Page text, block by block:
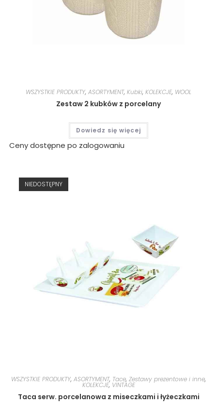
WSZYSTKIE PRODUKTY, ASORTYMENT, Kubki, KOLEKCJE, WOOL
Zestaw 2 kubków z porcelany
Dowiedz się więcej
Ceny dostępne po zalogowaniu
NIEDOSTĘPNY
WSZYSTKIE PRODUKTY, ASORTYMENT, Tace, Zestawy prezentowe i inne,
KOLEKCJE, VINTAGE
Taca serw. porcelanowa z miseczkami i łyżeczkami